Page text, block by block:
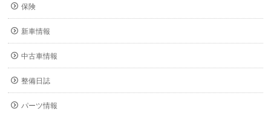
保険
新車情報
中古車情報
整備日誌
パーツ情報